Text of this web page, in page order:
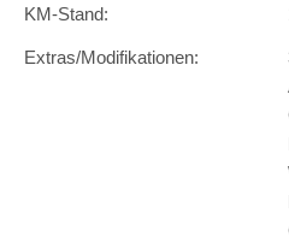
KM-Stand:
Extras/Modifikationen: